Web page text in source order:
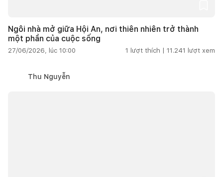
Ngôi nhà mở giữa Hội An, nơi thiên nhiên trở thành
một phần của cuộc sống
27/06/2026, lúc 10:00 1 lượt thích | 11.241 lượt xem
Thu Nguyễn